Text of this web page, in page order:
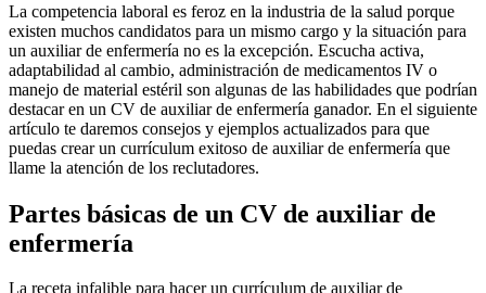
La competencia laboral es feroz en la industria de la salud porque
existen muchos candidatos para un mismo cargo y la situación para
un auxiliar de enfermería no es la excepción. Escucha activa,
adaptabilidad al cambio, administración de medicamentos IV o
manejo de material estéril son algunas de las habilidades que podrían
destacar en un CV de auxiliar de enfermería ganador. En el siguiente
artículo te daremos consejos y ejemplos actualizados para que
puedas crear un currículum exitoso de auxiliar de enfermería que
llame la atención de los reclutadores.
Partes básicas de un CV de auxiliar de
enfermería
La receta infalible para hacer un currículum de auxiliar de